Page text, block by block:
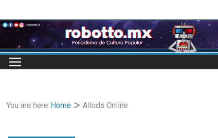
to
content
You are here: Home Allods Online